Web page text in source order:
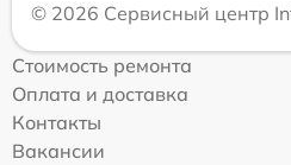
© 2026 Сервисный центр
Стоимость ремонта
Оплата и доставка
Контакты
Вакансии